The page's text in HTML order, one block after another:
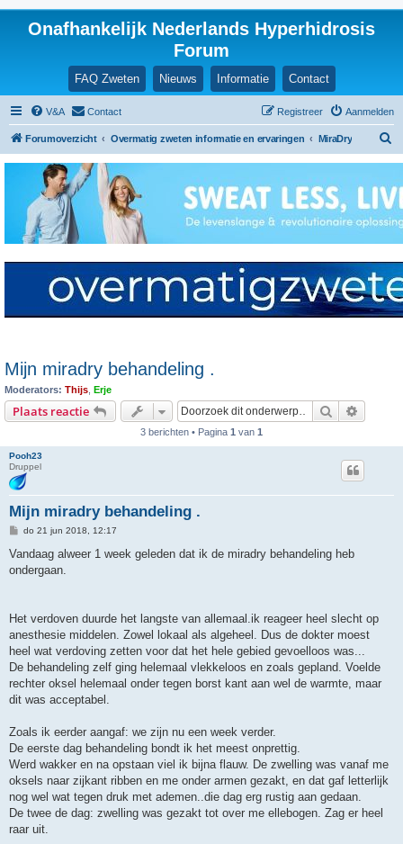
Onafhankelijk Nederlands Hyperhidrosis
Forum
FAQ Zweten Nieuws Informatie Contact
V&A Contact Aanmelden
Registreer
Forumoverzicht Overmatig zweten informatie en ervaringen MiraDry
k
Mijn miradry behandeling .
Moderators: Thijs Erje
Plaats reactie Zoek
3 berichten • Pagina 1 van 1
Pooh23
Druppel
Mijn miradry behandeling .
B
r
c
do 21 jun 2018, 12:17
Vandaag alweer 1 week geleden dat ik de miradry behandeling heb
ondergaan.
Het verdoven duurde het langste van allemaal.ik reageer heel slecht op
anesthesie middelen. Zowel lokaal als algeheel. Dus de dokter moest
heel wat verdoving zetten voor dat het hele gebied gevoelloos was...
De behandeling zelf ging helemaal vlekkeloos en zoals gepland. Voelde
rechter oksel helemaal onder tegen borst kant aan wel de warmte, maar
dit was acceptabel.
Zoals ik eerder aangaf: we zijn nu een week verder.
De eerste dag behandeling bondt ik het meest onprettig.
Werd wakker en na opstaan viel ik bijna flauw. De zwelling was vanaf me
oksels naar zijkant ribben en me onder armen gezakt, en dat gaf letterlijk
nog wel wat tegen druk met ademen..die dag erg rustig aan gedaan.
De twee de dag: zwelling was gezakt tot over me ellebogen. Zag er heel
raar uit.